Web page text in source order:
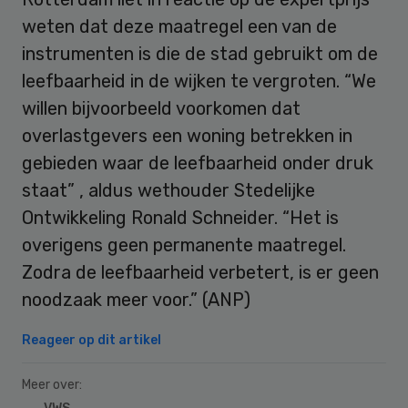
weten dat deze maatregel een van de
instrumenten is die de stad gebruikt om de
leefbaarheid in de wijken te vergroten. “We
willen bijvoorbeeld voorkomen dat
overlastgevers een woning betrekken in
gebieden waar de leefbaarheid onder druk
staat” , aldus wethouder Stedelijke
Ontwikkeling Ronald Schneider. “Het is
overigens geen permanente maatregel.
Zodra de leefbaarheid verbetert, is er geen
noodzaak meer voor.” (ANP)
Reageer op dit artikel
Meer over: